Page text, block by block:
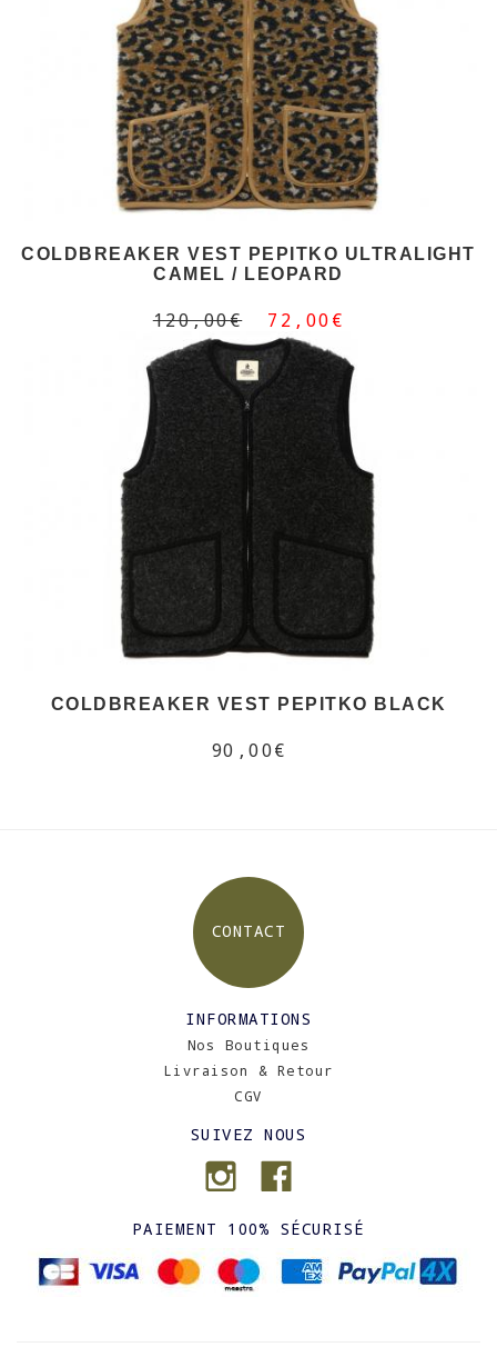
COLDBREAKER VEST PEPITKO ULTRALIGHT
CAMEL / LEOPARD
120,00€ 72,00€
COLDBREAKER VEST PEPITKO BLACK
90,00€
CONTACT
INFORMATIONS
Nos Boutiques
Livraison & Retour
CGV
SUIVEZ NOUS
PAIEMENT 100% SÉCURISÉ